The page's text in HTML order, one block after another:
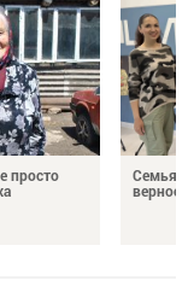
просто
Семья